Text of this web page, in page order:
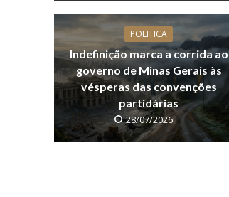
POLITICA
Indefinição marca a corrida ao
governo de Minas Gerais às
vésperas das convenções
partidárias
28/07/2026